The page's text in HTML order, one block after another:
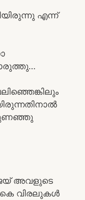
എന്ന്
അവളുടെ
വിരലുകൾ